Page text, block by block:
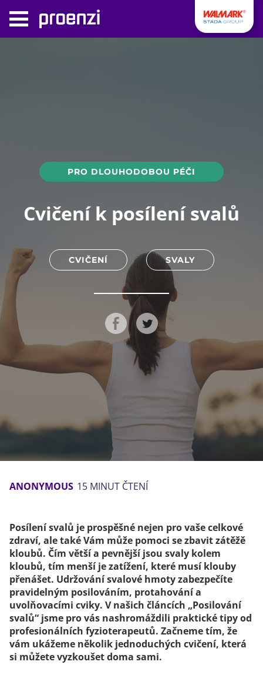
PRO DLOUHODOBOU PÉČI
Cvičení k posílení svalů
CVIČENÍ SVALY
ANONYMOUS 15 MINUT ČTENÍ
Posílení svalů je prospěšné nejen pro vaše celkové
zdraví, ale také Vám může pomoci se zbavit zátěžě
kloubů. Čím větší a pevnější jsou svaly kolem
kloubů, tím menší je zatížení, které musí klouby
přenášet. Udržování svalové hmoty zabezpečíte
pravidelným posilováním, protahování a
uvolňovacími cviky. V našich článcích „Posilování
svalů“ jsme pro vás nashromáždili praktické tipy od
profesionálních fyzioterapeutů. Začneme tím, že
vám ukážeme několik jednoduchých cvičení, která
si můžete vyzkoušet doma sami.